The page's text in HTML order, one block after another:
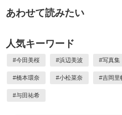
あわせて読みたい
人気キーワード
#今田美桜 #浜辺美波 #写真集
#橋本環奈 #小松菜奈 #吉岡里
#与田祐希